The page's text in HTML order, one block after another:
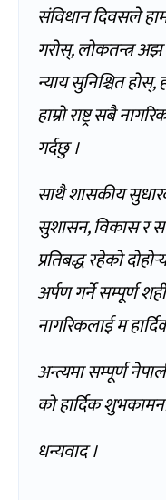
संविधान दिवसले
गरोस्, लोकतन्त्र
न्याय सुनिश्चित
हाम्रो राष्ट्र सबै
गर्दछु ।
साथै शासकीय
सुशासन, विकास र
प्रतिबद्ध रहेको
अर्पण गर्ने सम्पूर्ण
नागरिकलाई म
अन्त्यमा सम्पूर्ण
को हार्दिक
धन्यवाद ।